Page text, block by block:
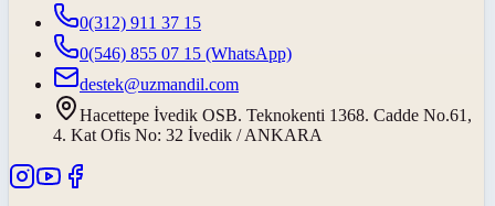
0(312) 911 37 15
0(546) 855 07 15 (WhatsApp)
destek@uzmandil.com
Hacettepe İvedik OSB. Teknokenti 1368. Cadde No.61,
4. Kat Ofis No: 32 İvedik / ANKARA